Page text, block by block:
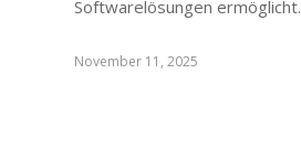
Softwarelösungen ermöglicht.
November 11, 2025